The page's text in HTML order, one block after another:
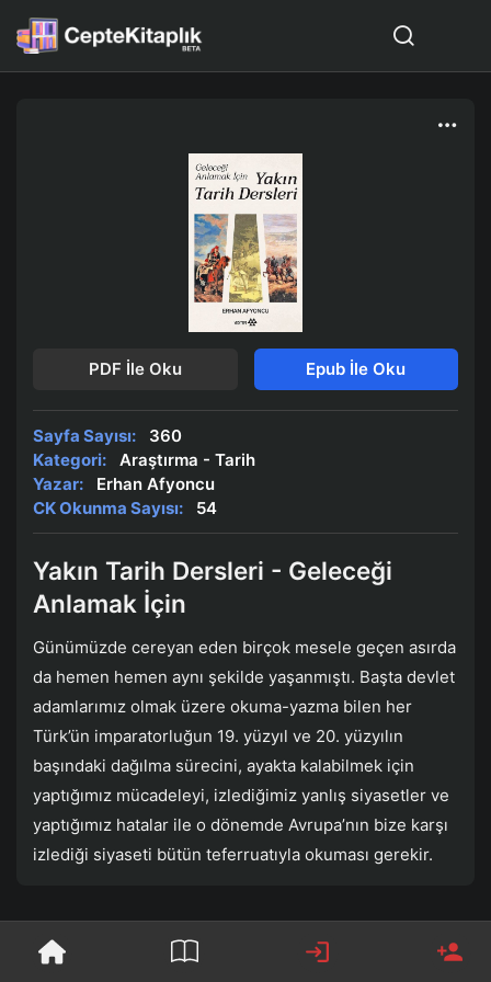
PDF İle Oku Epub İle Oku
Sayfa Sayısı:
360
Kategori:
Araştırma - Tarih
Yazar:
Erhan Afyoncu
CK Okunma Sayısı:
54
Yakın Tarih Dersleri - Geleceği
Anlamak İçin
Günümüzde cereyan eden birçok mesele geçen asırda
da hemen hemen aynı şekilde yaşanmıştı. Başta devlet
adamlarımız olmak üzere okuma-yazma bilen her
Türk’ün imparatorluğun 19. yüzyıl ve 20. yüzyılın
başındaki dağılma sürecini, ayakta kalabilmek için
yaptığımız mücadeleyi, izlediğimiz yanlış siyasetler ve
yaptığımız hatalar ile o dönemde Avrupa’nın bize karşı
izlediği siyaseti bütün teferruatıyla okuması gerekir.